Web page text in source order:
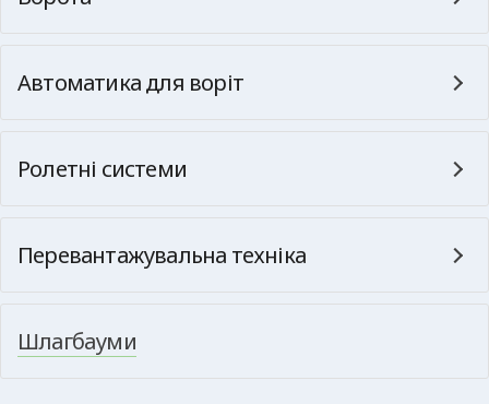
Автоматика для воріт
Ролетні системи
Перевантажувальна техніка
Шлагбауми